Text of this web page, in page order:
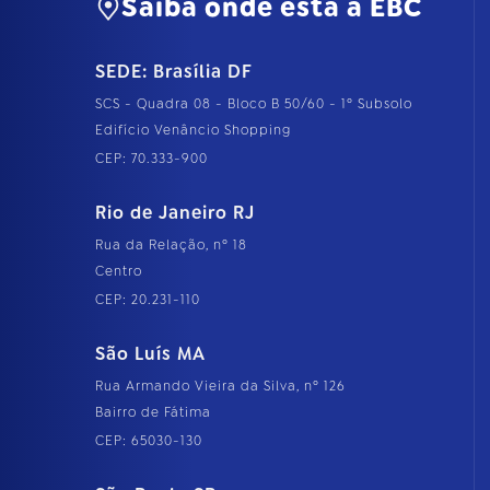
Saiba onde está a EBC
SEDE: Brasília DF
SCS - Quadra 08 - Bloco B 50/60 - 1º Subsolo
Edifício Venâncio Shopping
CEP: 70.333-900
Rio de Janeiro RJ
Rua da Relação, nº 18
Centro
CEP: 20.231-110
São Luís MA
Rua Armando Vieira da Silva, nº 126
Bairro de Fátima
CEP: 65030-130